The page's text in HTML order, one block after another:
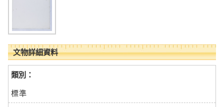
文物詳細資料
類別：
標準